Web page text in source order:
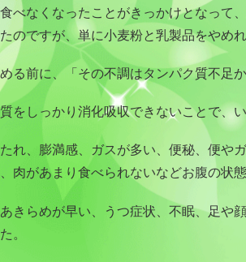
べなくなったことがきっかけとなって
のですが、単に小麦粉と乳製品をやめ
る前に、「その不調はタンパク質不足
をしっかり消化吸収できないことで、
れ、膨満感、ガスが多い、便秘、便や
肉があまり食べられないなどお腹の状
きらめが早い、うつ症状、不眠、足や
。